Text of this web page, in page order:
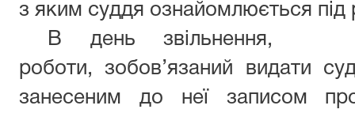
з яким суддя ознайомлюється під
В день звільнення,
роботи, зобов’язаний видати
занесеним до неї записом